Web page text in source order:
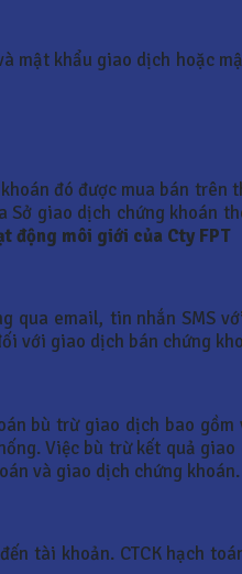
mật khẩu giao dịch hoặc
đó được mua bán
giao dịch chứng khoán
động môi giới của Cty FPT
qua email, tin nhắn SMS
với giao dịch bán chứng
bù trừ giao dịch bao
Việc bù trừ kết quả
và giao dịch chứng khoán.
tài khoản. CTCK hạch